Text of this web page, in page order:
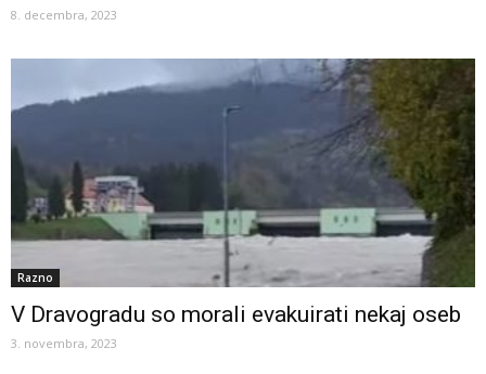
8. decembra, 2023
Razno
V Dravogradu so morali evakuirati nekaj oseb
3. novembra, 2023